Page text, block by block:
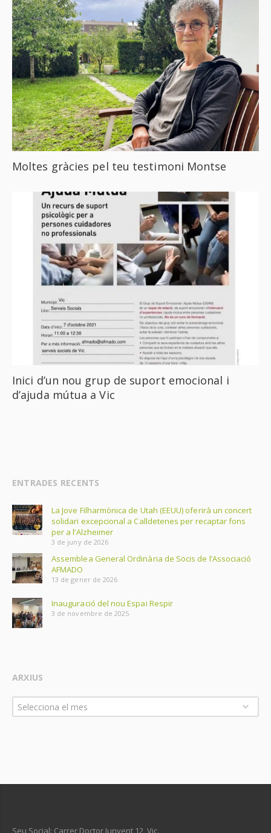
Moltes gràcies pel teu testimoni Montse
Inici d’un nou grup de suport emocional i
d’ajuda mútua a Vic
ENTRADES RECENTS
La Jove Filharmònica de Utah (EEUU) oferirà un concert
solidari excepcional a Calldetenes per recaptar fons
per a l’Alzheimer
3 de juny de 2026
Assemblea General Ordinària de Socis de l’Associació
AFMADO
13 de gener de 2026
Inauguració del nou Espai Respir
3 de novembre de 2025
ARXIUS
Arxius
Selecciona el mes
Seu Social: Carrer Doctor Junyent 12, Vic.